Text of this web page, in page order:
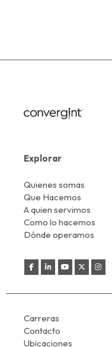
Explorar
Quienes somas
Que Hacemos
A quien servimos
Como lo hacemos
Dónde operamos
Carreras
Contacto
Ubicaciones